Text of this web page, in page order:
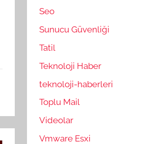
Seo
Sunucu Güvenliği
Tatil
Teknoloji Haber
teknoloji-haberleri
Toplu Mail
Videolar
Vmware Esxi